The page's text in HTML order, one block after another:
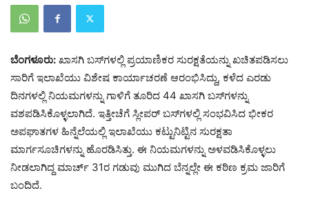
ಬೆಂಗಳೂರು: ಖಾಸಗಿ ಬಸ್‌ಗಳಲ್ಲಿ ಪ್ರಯಾಣಿಕರ ಸುರಕ್ಷತೆಯನ್ನು ಖಚಿತಪಡಿಸಲು
ಸಾರಿಗೆ ಇಲಾಖೆಯು ವಿಶೇಷ ಕಾರ್ಯಾಚರಣೆ ಆರಂಭಿಸಿದ್ದು, ಕಳೆದ ಎರಡು
ದಿನಗಳಲ್ಲಿ ನಿಯಮಗಳನ್ನು ಗಾಳಿಗೆ ತೂರಿದ 44 ಖಾಸಗಿ ಬಸ್‌ಗಳನ್ನು
ವಶಪಡಿಸಿಕೊಳ್ಳಲಾಗಿದೆ. ಇತ್ತೀಚೆಗೆ ಸ್ಲೀಪರ್ ಬಸ್‌ಗಳಲ್ಲಿ ಸಂಭವಿಸಿದ ಭೀಕರ
ಅಪಘಾತಗಳ ಹಿನ್ನೆಲೆಯಲ್ಲಿ ಇಲಾಖೆಯು ಕಟ್ಟುನಿಟ್ಟಿನ ಸುರಕ್ಷತಾ
ಮಾರ್ಗಸೂಚಿಗಳನ್ನು ಹೊರಡಿಸಿತ್ತು. ಈ ನಿಯಮಗಳನ್ನು ಅಳವಡಿಸಿಕೊಳ್ಳಲು
ನೀಡಲಾಗಿದ್ದ ಮಾರ್ಚ್ 31ರ ಗಡುವು ಮುಗಿದ ಬೆನ್ನಲ್ಲೇ ಈ ಕಠಿಣ ಕ್ರಮ ಜಾರಿಗೆ
ಬಂದಿದೆ.